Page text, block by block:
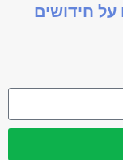
על חידושים